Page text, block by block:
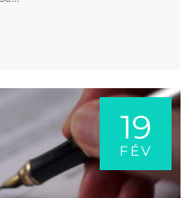
19
FÉV